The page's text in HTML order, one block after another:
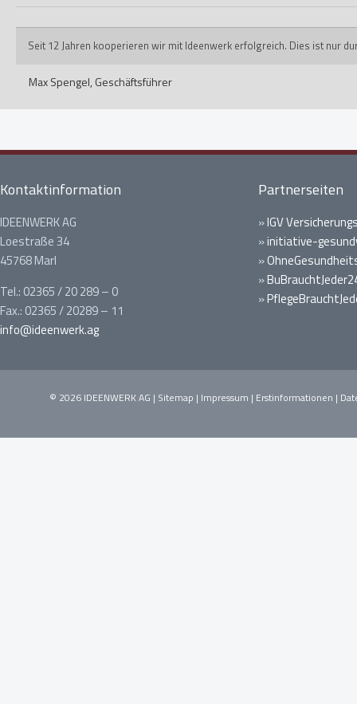
Seit 12 Jahren kooperieren wir mit Ideenwerk erfolgreich. Dies ist nur
Max Spengel, Geschäftsführer
Kontaktinformation
IDEENWERK AG
Loestraße 34
45768 Marl
Tel.: 02365 / 20 289 – 0
Fax.: 02365 / 20289 – 11
info@ideenwerk.ag
Partnerseiten
»IGV
»initiative-
»
»
»
© 2026 IDEENWERK AG | Sitemap | Impressum | Erstinformationen |